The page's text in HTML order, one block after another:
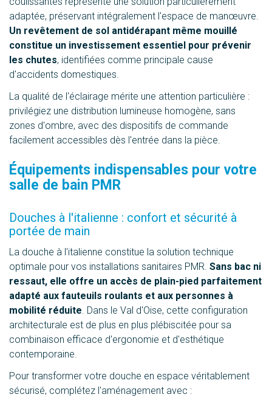
adaptée, préservant intégralement l'espace de manœuvre.
Un revêtement de sol antidérapant même mouillé
constitue un investissement essentiel pour prévenir
les chutes, identifiées comme principale cause
d'accidents domestiques.
La qualité de l'éclairage mérite une attention particulière :
privilégiez une distribution lumineuse homogène, sans
zones d'ombre, avec des dispositifs de commande
facilement accessibles dès l'entrée dans la pièce.
Équipements indispensables pour votre
salle de bain PMR
Douches à l'italienne : confort et sécurité à
portée de main
La douche à l'italienne constitue la solution technique
optimale pour vos installations sanitaires PMR. Sans bac ni
ressaut, elle offre un accès de plain-pied parfaitement
adapté aux fauteuils roulants et aux personnes à
mobilité réduite. Dans le Val d'Oise, cette configuration
architecturale est de plus en plus plébiscitée pour sa
combinaison efficace d'ergonomie et d'esthétique
contemporaine.
Pour transformer votre douche en espace véritablement
sécurisé, complétez l'aménagement avec :